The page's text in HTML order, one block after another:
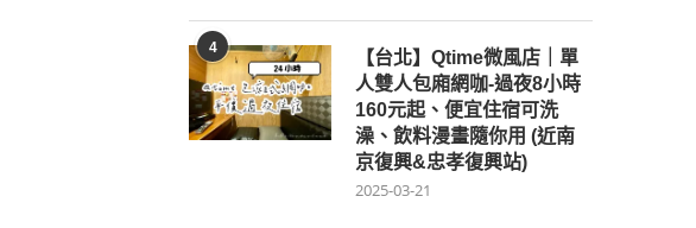
4
【台北】Qtime微風店｜單
人雙人包廂網咖-過夜8小時
160元起、便宜住宿可洗
澡、飲料漫畫隨你用 (近南
京復興&忠孝復興站)
2025-03-21